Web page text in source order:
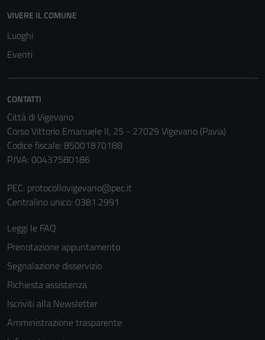
VIVERE IL COMUNE
Luoghi
Eventi
CONTATTI
Città di Vigevano
Corso Vittorio Emanuele II, 25 - 27029 Vigevano (Pavia)
Codice fiscale: 85001870188
P.IVA: 00437580186
PEC: protocollovigevano@pec.it
Centralino unico: 0381.2991
Leggi le FAQ
Prenotazione appuntamento
Segnalazione disservizio
Richiesta assistenza
Iscriviti alla Newsletter
Amministrazione trasparente
funzionamento